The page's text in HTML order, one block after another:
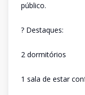
público.
? Destaques:
2 dormitórios
1 sala de estar